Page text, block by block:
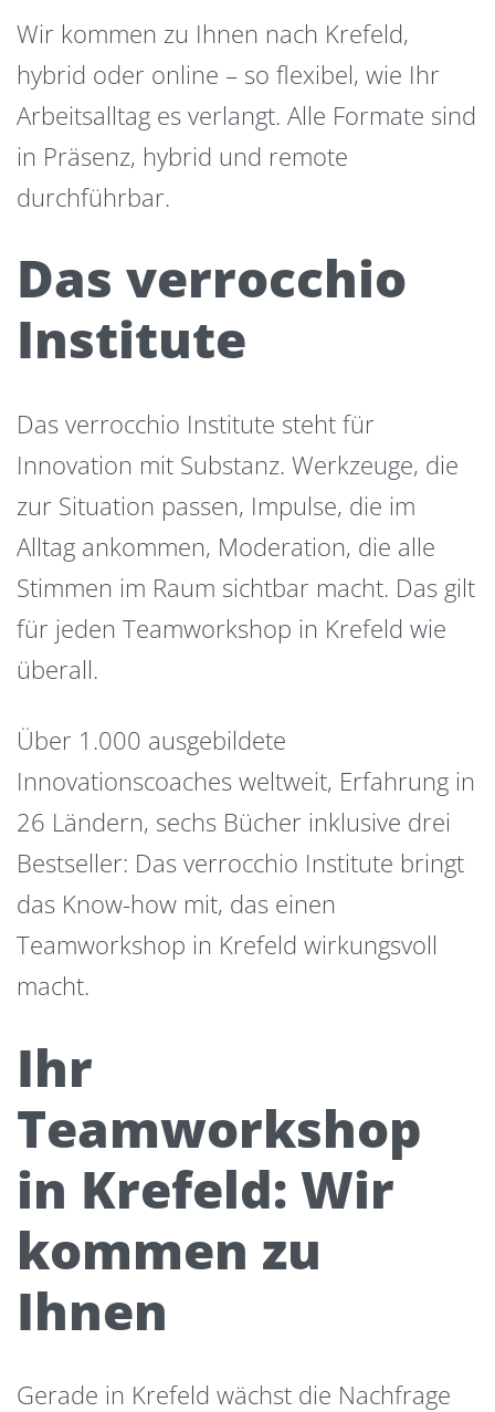
Wir kommen zu Ihnen nach Krefeld,
hybrid oder online – so flexibel, wie Ihr
Arbeitsalltag es verlangt. Alle Formate sind
in Präsenz, hybrid und remote
durchführbar.
Das verrocchio
Institute
Das verrocchio Institute steht für
Innovation mit Substanz. Werkzeuge, die
zur Situation passen, Impulse, die im
Alltag ankommen, Moderation, die alle
Stimmen im Raum sichtbar macht. Das gilt
für jeden Teamworkshop in Krefeld wie
überall.
Über 1.000 ausgebildete
Innovationscoaches weltweit, Erfahrung in
26 Ländern, sechs Bücher inklusive drei
Bestseller: Das verrocchio Institute bringt
das Know-how mit, das einen
Teamworkshop in Krefeld wirkungsvoll
macht.
Ihr
Teamworkshop
in Krefeld: Wir
kommen zu
Ihnen
Gerade in Krefeld wächst die Nachfrage